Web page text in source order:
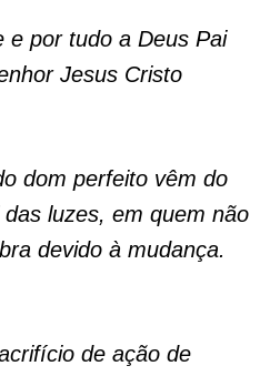
e por tudo a Deus Pai
Jesus Cristo
dom perfeito vêm do
luzes, em quem não
devido à mudança.
de ação de